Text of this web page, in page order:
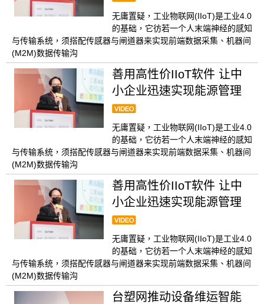
无庸置疑，工业物联网(IIoT)是工业4.0
的基础，它彷若一个人末端神经的感知
与传输系统，须搭配传感器与闸道器来实现前端数据采集、机器间
(M2M)数据传输沟
善用高性价IIoT软件 让中
小企业迅速实现能源管理
无庸置疑，工业物联网(IIoT)是工业4.0
的基础，它彷若一个人末端神经的感知
与传输系统，须搭配传感器与闸道器来实现前端数据采集、机器间
(M2M)数据传输沟
善用高性价IIoT软件 让中
小企业迅速实现能源管理
无庸置疑，工业物联网(IIoT)是工业4.0
的基础，它彷若一个人末端神经的感知
与传输系统，须搭配传感器与闸道器来实现前端数据采集、机器间
(M2M)数据传输沟
台塑网推动设备维运智能